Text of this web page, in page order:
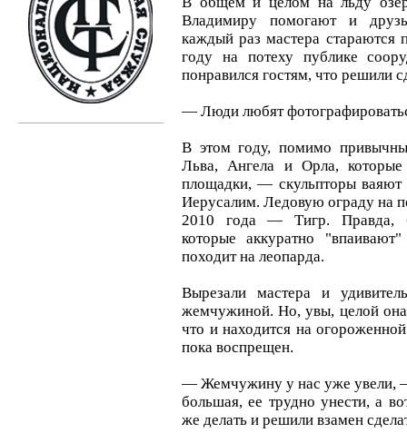
Владимиру помогают и
каждый раз мастера
году на потеху публике
понравился гостям, что решили
— Люди любят
В этом году, помимо
Льва, Ангела и Орла,
площадки, — скульпторы ваяют
Иерусалим. Ледовую ограду на
2010 года — Тигр. Правда,
которые аккуратно
походит на леопарда.
Вырезали мастера и
жемчужиной. Но, увы, целой она
что и находится на
пока воспрещен.
— Жемчужину у нас уже увели,
большая, ее трудно унести, а
же делать и решили взамен